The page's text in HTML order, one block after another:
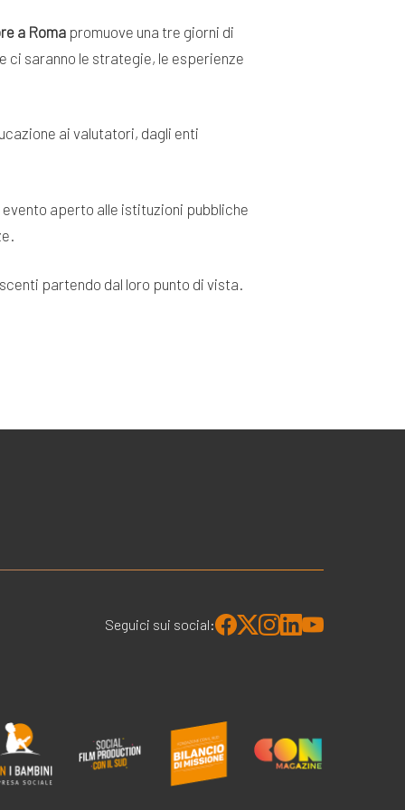
a Roma promuove una tre giorni di
ci saranno le strategie, le esperienze
ai valutatori, dagli enti
evento aperto alle istituzioni pubbliche
partendo dal loro punto di vista.
Seguici sui social: